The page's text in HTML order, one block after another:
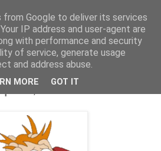
έκανε πολιτική ομιλία
from Google to deliver its services
IP address and user-agent are
with performance and security
of service, generate usage
and address abuse.
MORE GOT IT